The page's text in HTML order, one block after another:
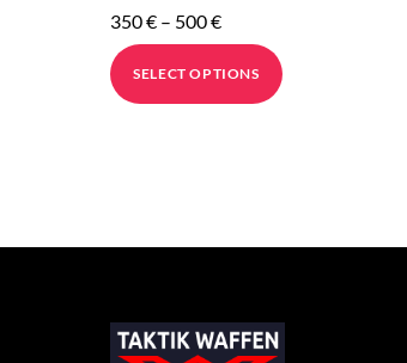
350€ – 500€Price
range:
350 €
SELECT OPTIONS
This
product
options